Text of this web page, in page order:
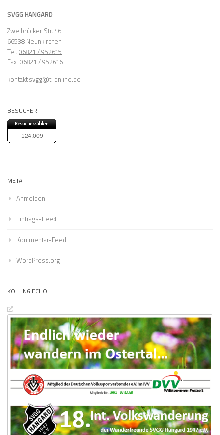
SVGG HANGARD
Zweibrücker Str. 46
66538 Neunkirchen
Tel. 06821 / 952615
Fax 06821 / 952616
kontakt.svgg@t-online.de
BESUCHER
124.009
META
Anmelden
Eintrags-Feed
Kommentar-Feed
WordPress.org
KOLLING ECHO